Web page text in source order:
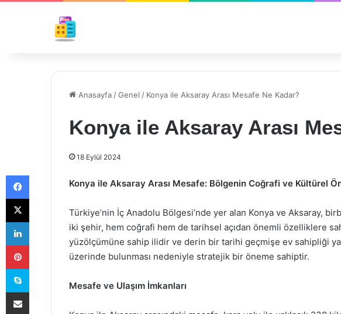
Anasayfa /Genel / Konya ile Aksaray Arası Mesafe Ne Kadar?
Konya ile Aksaray Arası
18 Eylül 2024
Konya ile Aksaray Arası Mesafe: Bölgenin Coğrafi ve Kültürel
Türkiye’nin İç Anadolu Bölgesi’nde yer alan Konya ve Aksaray,
iki şehir, hem coğrafi hem de tarihsel açıdan önemli özelliklere
yüzölçümüne sahip ilidir ve derin bir tarihi geçmişe ev sahipliği
üzerinde bulunması nedeniyle stratejik bir öneme sahiptir.
Mesafe ve Ulaşım İmkanları
Facebook
X
LinkedIn
Pinterest
Skype
E-Posta ile paylaş